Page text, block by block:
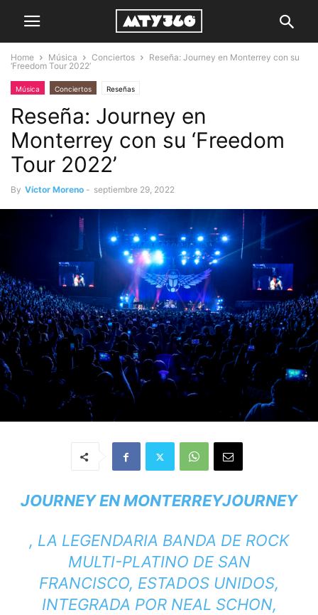
Home Música Conciertos
Reseña: Journey en Monterrey con su
‘Freedom Tour 2022’
Música Conciertos Reseñas
Reseña: Journey en
Monterrey con su ‘Freedom
Tour 2022’
By Víctor Moreno - septiembre 29, 2022
JOURNEY EN MONTERREYJOURNEY
, LA LEGENDARIA BANDA DE ROCK
MULTI-PLATINO DE SAN
FRANCISCO, ESTADOS UNIDOS,
INTEGRADA POR NEAL SCHON,